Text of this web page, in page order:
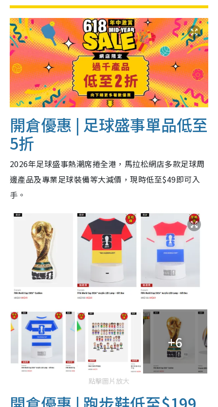
開倉優惠 | 足球盛事單品低至
5折
2026年足球盛事熱潮席捲全港，馬拉松網店多款足球周
邊產品及專業足球裝備等大減價，現時低至$49即可入
手。
+6
點擊圖片放大